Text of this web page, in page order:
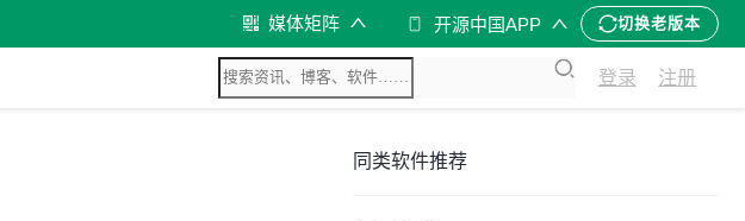
媒体矩阵 开源中国APP 切换老版本
登录 注册
同类软件推荐